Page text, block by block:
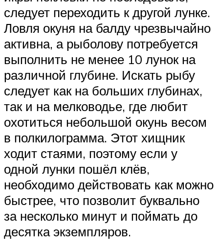
следует переходить к другой лунке.
Ловля окуня на балду чрезвычайно
активна, а рыболову потребуется
выполнить не менее 10 лунок на
различной глубине. Искать рыбу
следует как на больших глубинах,
так и на мелководье, где любит
охотиться небольшой окунь весом
в полкилограмма. Этот хищник
ходит стаями, поэтому если у
одной лунки пошёл клёв,
необходимо действовать как можно
быстрее, что позволит буквально
за несколько минут и поймать до
десятка экземпляров.